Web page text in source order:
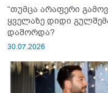
“თუმცა არაფერი
ყველაზე დიდი
დაშორდა?
30.07.2026